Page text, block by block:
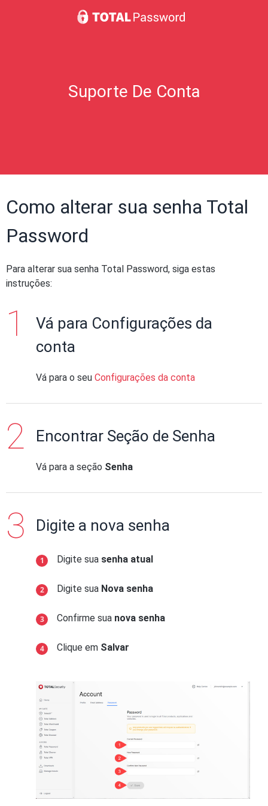
Suporte De Conta
Como alterar sua senha Total
Password
Para alterar sua senha Total Password, siga estas
instruções:
Vá para Configurações da
conta
Vá para o seu Configurações da conta
Encontrar Seção de Senha
Vá para a seção Senha
Digite a nova senha
Digite sua senha atual
Digite sua Nova senha
Confirme sua nova senha
Clique em Salvar